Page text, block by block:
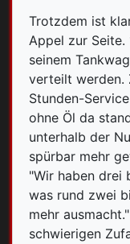
Trotzdem ist
Appel zur
seinem
verteilt werden.
Stunden-
ohne Öl da
unterhalb der
spürbar mehr
"Wir haben drei
was rund zwei
mehr
schwierigen